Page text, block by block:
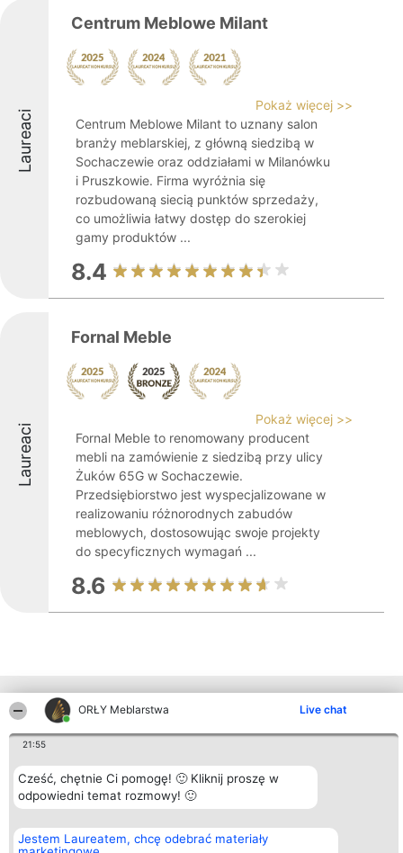
ORŁY Meblarstwa Live chat
21:55
Cześć, chętnie Ci pomogę! 🙂 Kliknij proszę w
odpowiedni temat rozmowy! 🙂
Jestem Laureatem, chcę odebrać materiały
Laureaci
Centrum Meblowe Milant
Pokaż więcej >>
Centrum Meblowe Milant to uznany salon
branży meblarskiej, z główną siedzibą w
Sochaczewie oraz oddziałami w Milanówku
i Pruszkowie. Firma wyróżnia się
rozbudowaną siecią punktów sprzedaży,
co umożliwia łatwy dostęp do szerokiej
gamy produktów ...
8.4
Laureaci
Fornal Meble
Pokaż więcej >>
Fornal Meble to renomowany producent
mebli na zamówienie z siedzibą przy ulicy
Żuków 65G w Sochaczewie.
Przedsiębiorstwo jest wyspecjalizowane w
realizowaniu różnorodnych zabudów
meblowych, dostosowując swoje projekty
do specyficznych wymagań ...
8.6
Inne firmy z województwa
Organizator plebiscytu
Bright Side Solutions sp. z o.
o. sp. k.
ul. Ruska 22
KRS 0000749100 | Regon
381313360 | NIP 8943132676
Plebiscyt
Laureaci
Lista
wszystkich
Zasady
Regulamin
Kontakt
Kontakt